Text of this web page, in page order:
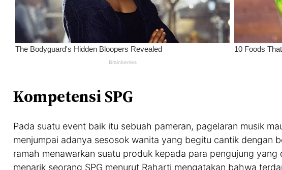
Kompetensi SPG
Pada suatu event baik itu sebuah pameran, pagelaran musik
menjumpai adanya sesosok wanita yang begitu cantik dengan
ramah menawarkan suatu produk kepada para pengujung yang
menarik seorang SPG menurut Raharti mengatakan bahwa